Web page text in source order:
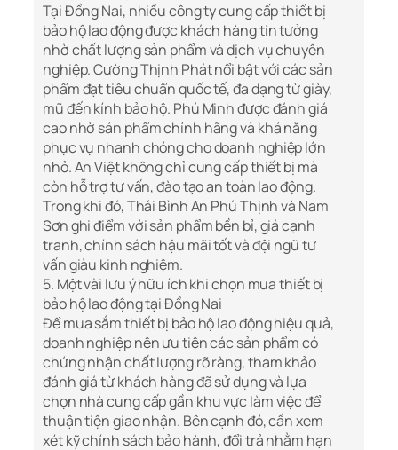
Tại Đồng Nai, nhiều công ty cung cấp thiết bị
bảo hộ lao động được khách hàng tin tưởng
nhờ chất lượng sản phẩm và dịch vụ chuyên
nghiệp. Cường Thịnh Phát nổi bật với các sản
phẩm đạt tiêu chuẩn quốc tế, đa dạng từ giày,
mũ đến kính bảo hộ. Phú Minh được đánh giá
cao nhờ sản phẩm chính hãng và khả năng
phục vụ nhanh chóng cho doanh nghiệp lớn
nhỏ. An Việt không chỉ cung cấp thiết bị mà
còn hỗ trợ tư vấn, đào tạo an toàn lao động.
Trong khi đó, Thái Bình An Phú Thịnh và Nam
Sơn ghi điểm với sản phẩm bền bỉ, giá cạnh
tranh, chính sách hậu mãi tốt và đội ngũ tư
vấn giàu kinh nghiệm.
5. Một vài lưu ý hữu ích khi chọn mua thiết bị
bảo hộ lao động tại Đồng Nai
Để mua sắm thiết bị bảo hộ lao động hiệu quả,
doanh nghiệp nên ưu tiên các sản phẩm có
chứng nhận chất lượng rõ ràng, tham khảo
đánh giá từ khách hàng đã sử dụng và lựa
chọn nhà cung cấp gần khu vực làm việc để
thuận tiện giao nhận. Bên cạnh đó, cần xem
xét kỹ chính sách bảo hành, đổi trả nhằm hạn